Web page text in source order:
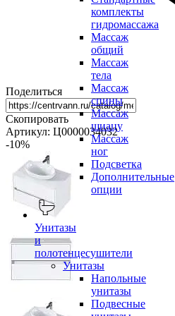
комплекты
гидромассажа
Массаж
общий
Массаж
тела
Массаж
спины
Массаж
шиацу
Массаж
ног
Подсветка
Дополнительные
опции
Унитазы
и
полотенцесушители
Унитазы
Напольные
унитазы
Подвесные
Поделиться
Скопировать
Артикул: Ц0000034032
-10%